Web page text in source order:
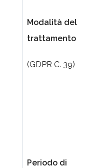
Modalità del
trattamento
(GDPR C. 39)
Periodo di